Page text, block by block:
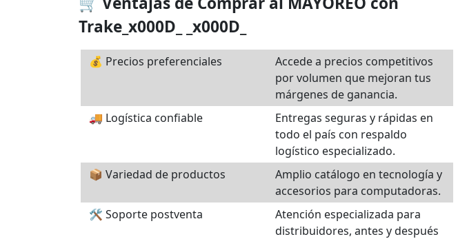
Trake_x000D_ _x000D_
💰 Precios preferenciales
Accede a precios competitivos
por volumen que mejoran tus
márgenes de ganancia.
🚚 Logística confiable
Entregas seguras y rápidas en
todo el país con respaldo
logístico especializado.
📦 Variedad de productos
Amplio catálogo en tecnología y
accesorios para computadoras.
🛠️ Soporte postventa
Atención especializada para
distribuidores, antes y después